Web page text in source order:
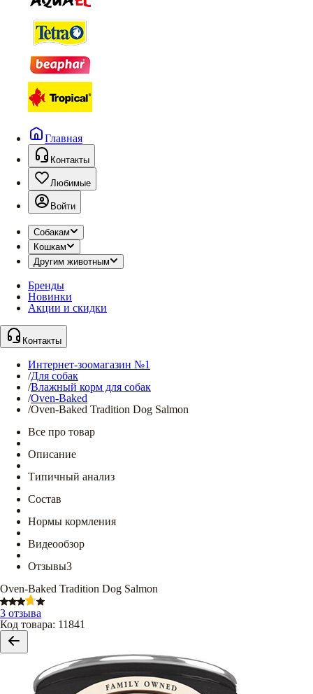
Главная
Контакты
Любимые
Войти
Собакам
Кошкам
Другим животным
Бренды
Новинки
Акции и скидки
Контакты
Интернет-зоомагазин №1
/Для собак
/Влажный корм для собак
/Oven-Baked
/Oven-Baked Tradition Dog Salmon
Все про товар
Описание
Типичный анализ
Состав
Нормы кормления
Видеообзор
Отзывы3
Oven-Baked Tradition Dog Salmon
3 отзыва
Код товара: 11841